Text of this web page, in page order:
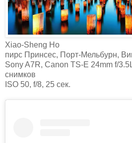
Xiao-Sheng Ho‎
пирс Принсес, Порт-Мельбурн,
Sony A7R, Canon TS-E 24mm f/
снимков
ISO 50, f/8, 25 сек.